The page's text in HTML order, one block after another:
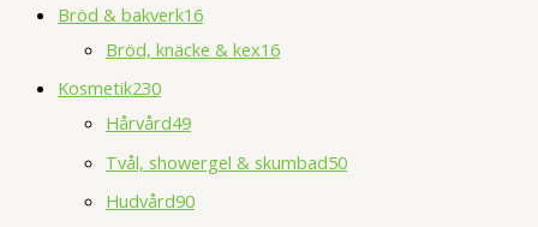
Bröd & bakverk16
Bröd, knäcke & kex16
Kosmetik230
Hårvård49
Tvål, showergel & skumbad50
Hudvård90